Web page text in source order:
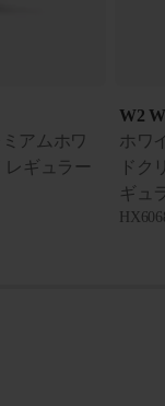
アムホワ
レギュラー
W2
ホワ
ドク
ギュ